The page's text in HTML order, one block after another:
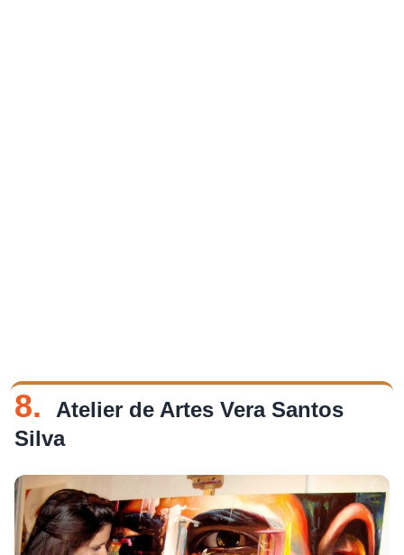
8.
Atelier de Artes Vera Santos
Silva